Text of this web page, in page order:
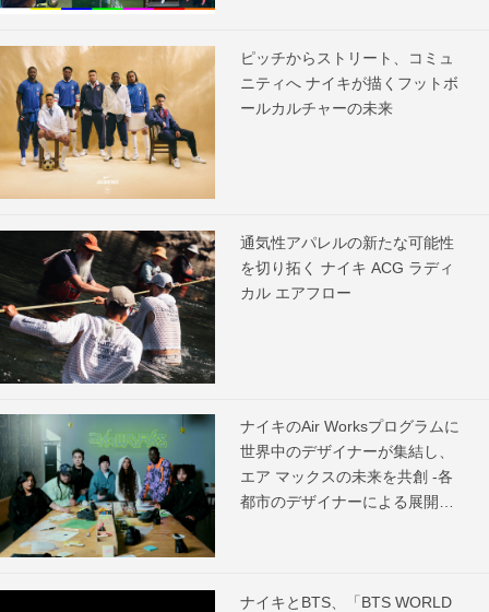
ピッチからストリート、コミュ
ニティへ ナイキが描くフットボ
ールカルチャーの未来
通気性アパレルの新たな可能性
を切り拓く ナイキ ACG ラディ
カル エアフロー
ナイキのAir Worksプログラムに
世界中のデザイナーが集結し、
エア マックスの未来を共創 -各
都市のデザイナーによる展開ス
ナイキとBTS、「BTS WORLD